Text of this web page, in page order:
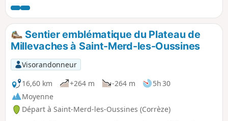
autant de sources pour la Vézère.Attention ! De longues
portions de route sur cet itinéraire.
Sentier emblématique du Plateau de
Millevaches à Saint-Merd-les-Oussines
Visorandonneur
16,60 km
+264 m -264 m
5h 30
Moyenne
Départ à Saint-Merd-les-Oussines (Corrèze)